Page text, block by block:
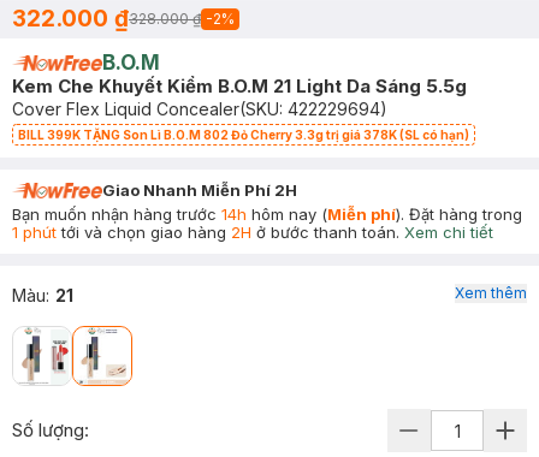
322.000 ₫328.000 ₫ -2%
B.O.M
Kem Che Khuyết Kiểm B.O.M 21 Light Da Sáng 5.5g
Cover Flex Liquid Concealer(SKU: 422229694)
BILL 399K TẶNG Son Lì B.O.M 802 Đỏ Cherry 3.3g trị giá 378K (SL có hạn)
Giao Nhanh Miễn Phí 2H
Bạn muốn nhận hàng trước 14h hôm nay (Miễn phí). Đặt hàng trong
1 phúttới và chọn giao hàng 2H ở bước thanh toán. Xem chi tiết
Màu: 21 Xem thêm
Số lượng: